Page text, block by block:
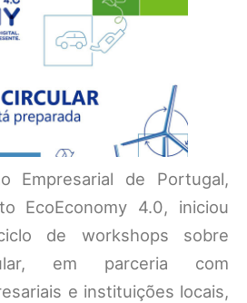
Empresarial de Portugal,
EcoEconomy 4.0, iniciou
de workshops sobre
em parceria com
e instituições locais,